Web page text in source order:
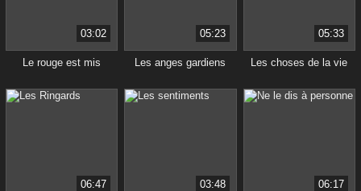
03:02
Le rouge est mis
05:23
Les anges gardiens
05:33
Les choses de la vie
06:47 03:48 06:17